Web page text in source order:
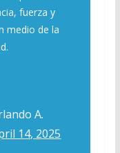
fuerza y
medio de la
A.
14, 2025